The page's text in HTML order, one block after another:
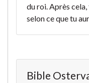
du roi. Après cela,
selon ce que tu
Bible